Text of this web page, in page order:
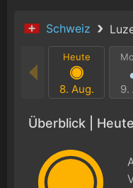
Schweiz
Heute
8. Aug. 9.
Überblick |